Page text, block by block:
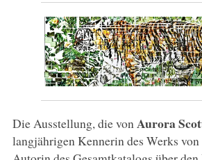
Die Ausstellung, die von Aurora
langjährigen Kennerin des Werks